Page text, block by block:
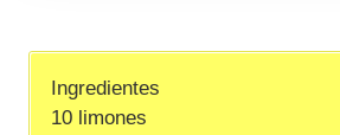
Ingredientes
10 limones